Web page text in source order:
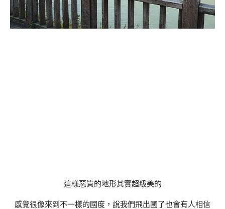
這樣惡質的地形其實超級美的
感覺很像來到不一樣的國度，說我們飛出國了也會有人相信